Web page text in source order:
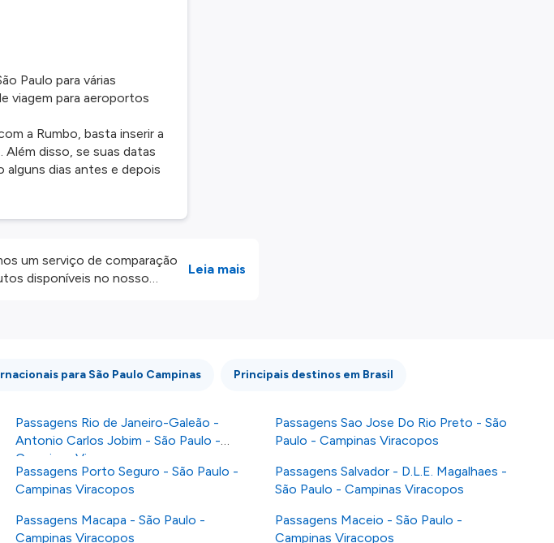
Paulo para várias
viagem para aeroportos
a Rumbo, basta inserir a
disso, se suas datas
dias antes e depois
um serviço de comparação
disponíveis no nosso
Leia mais
para São Paulo Campinas Principais destinos em Brasil
Passagens Rio de Janeiro-Galeão -
Antonio Carlos Jobim - São Paulo -
Campinas Viracopos
Passagens Sao Jose Do Rio Preto - São
Paulo - Campinas Viracopos
Passagens Porto Seguro - São Paulo -
Campinas Viracopos
Passagens Salvador - D.L.E. Magalhaes -
São Paulo - Campinas Viracopos
Passagens Macapa - São Paulo -
Campinas Viracopos
Passagens Maceio - São Paulo -
Campinas Viracopos